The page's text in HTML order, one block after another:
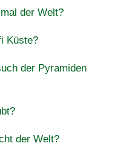
der Welt?
Küste?
der Pyramiden
der Welt?